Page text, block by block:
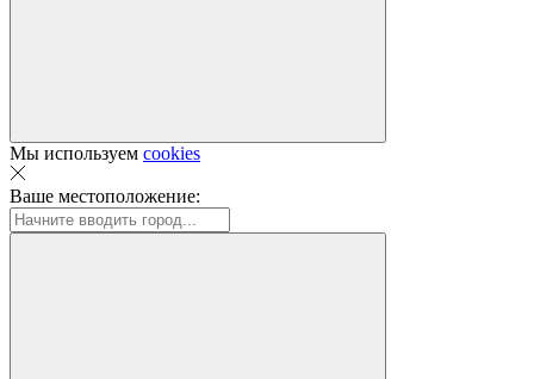
Мы используем cookies
Ваше местоположение: